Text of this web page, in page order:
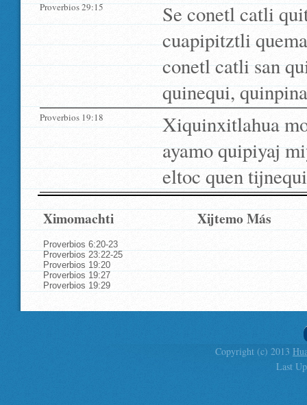
Proverbios 29:15
Se conetl catli
cuapipitztli
conetl catli san
quinequi,
Proverbios 19:18
Xiquinxitlahua
ayamo quipiyaj
eltoc quen
Ximomachti Xijtemo Más
Proverbios 6:20-23
Proverbios 23:22-25
Proverbios 19:20
Proverbios 19:27
Proverbios 19:29
Copyright (c) 2013
Last